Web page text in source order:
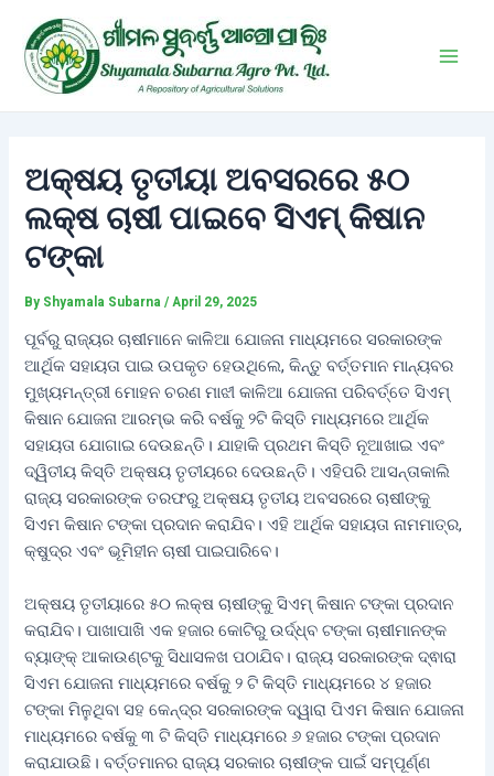
content
ଅକ୍ଷୟ ତୃତୀୟା ଅବସରରେ ୫୦
ଲକ୍ଷ ଚାଷୀ ପାଇବେ ସିଏମ୍ କିଷାନ
ଟଙ୍କା
By Shyamala Subarna/April 29, 2025
ପୂର୍ବରୁ ରାଜ୍ୟର ଚାଷୀମାନେ କାଳିଆ ଯୋଜନା ମାଧ୍ୟମରେ ସରକାରଙ୍କ
ଆର୍ଥିକ ସହାୟତା ପାଇ ଉପକୃତ ହେଉଥିଲେ, କିନ୍ତୁ ବର୍ତ୍ତମାନ ମାନ୍ୟବର
ମୁଖ୍ୟମନ୍ତ୍ରୀ ମୋହନ ଚରଣ ମାଝୀ କାଳିଆ ଯୋଜନା ପରିବର୍ତ୍ତେ ସିଏମ୍
କିଷାନ ଯୋଜନା ଆରମ୍ଭ କରି ବର୍ଷକୁ ୨ଟି କିସ୍ତି ମାଧ୍ୟମରେ ଆର୍ଥିକ
ସହାୟତା ଯୋଗାଇ ଦେଉଛନ୍ତି। ଯାହାକି ପ୍ରଥମ କିସ୍ତି ନୂଆଖାଇ ଏବଂ
ଦ୍ୱିତୀୟ କିସ୍ତି ଅକ୍ଷୟ ତୃତୀୟରେ ଦେଉଛନ୍ତି। ଏହିପରି ଆସନ୍ତାକାଲି
ରାଜ୍ୟ ସରକାରଙ୍କ ତରଫରୁ ଅକ୍ଷୟ ତୃତୀୟ ଅବସରରେ ଚାଷୀଙ୍କୁ
ସିଏମ କିଷାନ ଟଙ୍କା ପ୍ରଦାନ କରାଯିବ। ଏହି ଆର୍ଥିକ ସହାୟତା ନାମମାତ୍ର,
କ୍ଷୁଦ୍ର ଏବଂ ଭୂମିହୀନ ଚାଷୀ ପାଇପାରିବେ।
ଅକ୍ଷୟ ତୃତୀୟାରେ ୫୦ ଲକ୍ଷ ଚାଷୀଙ୍କୁ ସିଏମ୍ କିଷାନ ଟଙ୍କା ପ୍ରଦାନ
କରାଯିବ। ପାଖାପାଖି ଏକ ହଜାର କୋଟିରୁ ଉର୍ଦ୍ଧ୍ବ ଟଙ୍କା ଚାଷୀମାନଙ୍କ
ବ୍ୟାଙ୍କ୍ ଆକାଉଣ୍ଟକୁ ସିଧାସଳଖ ପଠାଯିବ। ରାଜ୍ୟ ସରକାରଙ୍କ ଦ୍ଵାରା
ସିଏମ ଯୋଜନା ମାଧ୍ୟମରେ ବର୍ଷକୁ ୨ ଟି କିସ୍ତି ମାଧ୍ୟମରେ ୪ ହଜାର
ଟଙ୍କା ମିଳୁଥିବା ସହ କେନ୍ଦ୍ର ସରକାରଙ୍କ ଦ୍ୱାରା ପିଏମ କିଷାନ ଯୋଜନା
ମାଧ୍ୟମରେ ବର୍ଷକୁ ୩ ଟି କିସ୍ତି ମାଧ୍ୟମରେ ୬ ହଜାର ଟଙ୍କା ପ୍ରଦାନ
କରାଯାଉଛି। ବର୍ତ୍ତମାନର ରାଜ୍ୟ ସରକାର ଚାଷୀଙ୍କ ପାଇଁ ସମ୍ପୂର୍ଣ୍ଣ
navigation